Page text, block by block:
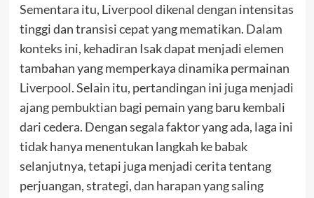
Sementara itu, Liverpool dikenal dengan intensitas
tinggi dan transisi cepat yang mematikan. Dalam
konteks ini, kehadiran Isak dapat menjadi elemen
tambahan yang memperkaya dinamika permainan
Liverpool. Selain itu, pertandingan ini juga menjadi
ajang pembuktian bagi pemain yang baru kembali
dari cedera. Dengan segala faktor yang ada, laga ini
tidak hanya menentukan langkah ke babak
selanjutnya, tetapi juga menjadi cerita tentang
perjuangan, strategi, dan harapan yang saling